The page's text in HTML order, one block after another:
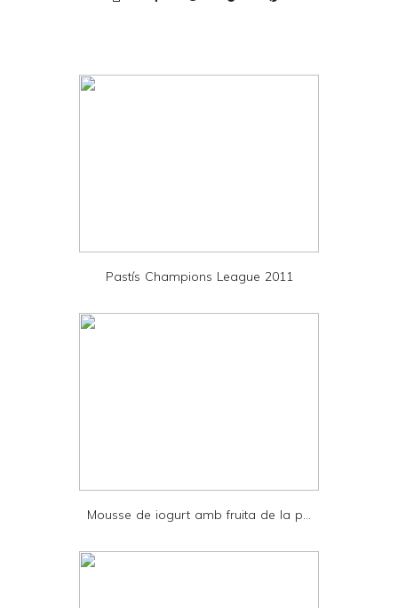
n
d
Pastís Champions League 2011
Mousse de iogurt amb fruita de la p...